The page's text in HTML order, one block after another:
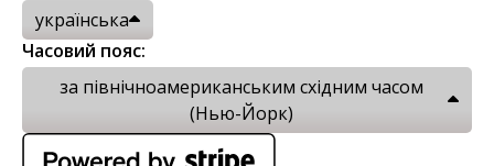
українська
Часовий пояс:
за північноамериканським східним часом
(Нью-Йорк)